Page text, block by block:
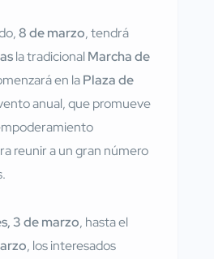
8 de marzo, tendrá
la tradicionalMarcha de
en laPlaza de
anual, que promueve
reunir a un gran número
3 de marzo, hasta el
, los interesados